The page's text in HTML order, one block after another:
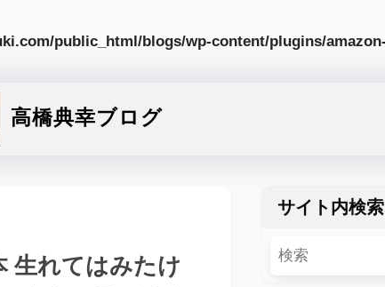
public_html/blogs/wp-content/plugins/
高橋典幸ブログ
生れてはみたけ
サイト内検索